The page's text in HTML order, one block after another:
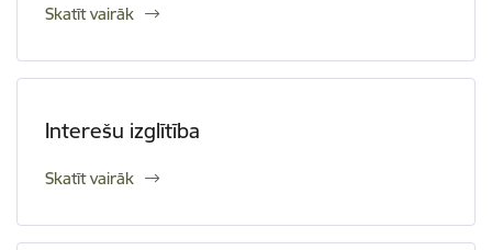
Skatīt vairāk
Interešu izglītība
Skatīt vairāk